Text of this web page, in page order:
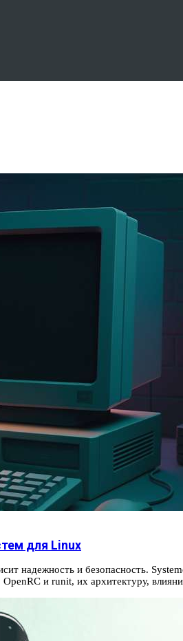
для Linux
надежность и безопасность.
и runit, их архитектуру,